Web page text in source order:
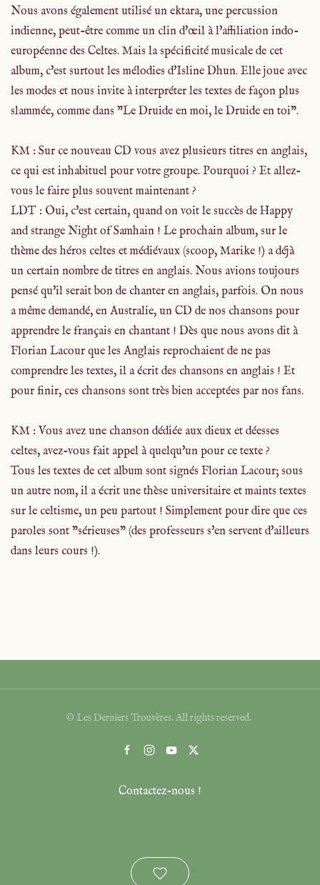
Nous avons également utilisé un ektara, une percussion
indienne, peut-être comme un clin d'œil à l'affiliation indo-
européenne des Celtes. Mais la spécificité musicale de cet
album, c'est surtout les mélodies d'Isline Dhun. Elle joue avec
les modes et nous invite à interpréter les textes de façon plus
slammée, comme dans "Le Druide en moi, le Druide en toi".
KM : Sur ce nouveau CD vous avez plusieurs titres en anglais,
ce qui est inhabituel pour votre groupe. Pourquoi ? Et allez-
vous le faire plus souvent maintenant ?
LDT : Oui, c'est certain, quand on voit le succès de Happy
and strange Night of Samhain ! Le prochain album, sur le
thème des héros celtes et médiévaux (scoop, Marike !) a déjà
un certain nombre de titres en anglais. Nous avions toujours
pensé qu'il serait bon de chanter en anglais, parfois. On nous
a même demandé, en Australie, un CD de nos chansons pour
apprendre le français en chantant ! Dès que nous avons dit à
Florian Lacour que les Anglais reprochaient de ne pas
comprendre les textes, il a écrit des chansons en anglais ! Et
pour finir, ces chansons sont très bien acceptées par nos fans.
KM : Vous avez une chanson dédiée aux dieux et déesses
celtes, avez-vous fait appel à quelqu'un pour ce texte ?
Tous les textes de cet album sont signés Florian Lacour; sous
un autre nom, il a écrit une thèse universitaire et maints textes
sur le celtisme, un peu partout ! Simplement pour dire que ces
paroles sont "sérieuses" (des professeurs s'en servent d'ailleurs
dans leurs cours !).
© Les Derniers Trouvères. All rights reserved.
Contactez-nous !